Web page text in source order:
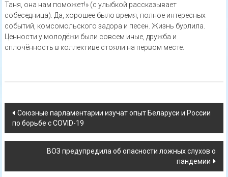
Таня, она нам поможет!» (с улыбкой рассказывает
собеседница). Да, хорошее было время, полное интересных
событий, комсомольского задора и песен. Жизнь бурлила.
Ценности у молодёжи были совсем иные, дружба и
сплочённость в коллективе стояли на первом месте.
Навигация
по
записям
Союзные парламентарии изучат опыт Беларуси и России
по борьбе с COVID-19
ВОЗ предупредила об опасности ложных слухов о
пандемии